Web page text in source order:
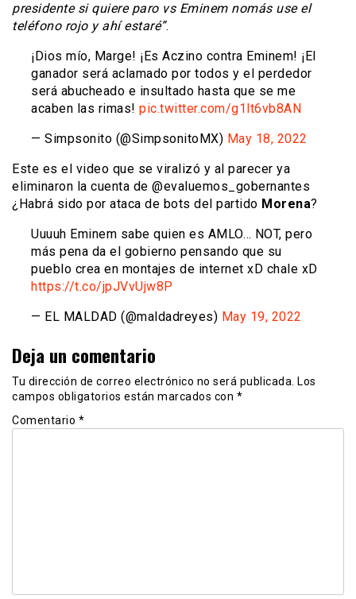
presidente si quiere paro vs Eminem nomás use el
teléfono rojo y ahí estaré”.
¡Dios mío, Marge! ¡Es Aczino contra Eminem! ¡El
ganador será aclamado por todos y el perdedor
será abucheado e insultado hasta que se me
acaben las rimas! pic.twitter.com/g1lt6vb8AN
— Simpsonito (@SimpsonitoMX) May 18, 2022
Este es el video que se viralizó y al parecer ya
eliminaron la cuenta de @evaluemos_gobernantes
¿Habrá sido por ataca de bots del partido Morena?
Uuuuh Eminem sabe quien es AMLO… NOT, pero
más pena da el gobierno pensando que su
pueblo crea en montajes de internet xD chale xD
https://t.co/jpJVvUjw8P
— EL MALDAD (@maldadreyes) May 19, 2022
Deja un comentario
Tu dirección de correo electrónico no será publicada. Los
campos obligatorios están marcados con *
Comentario *